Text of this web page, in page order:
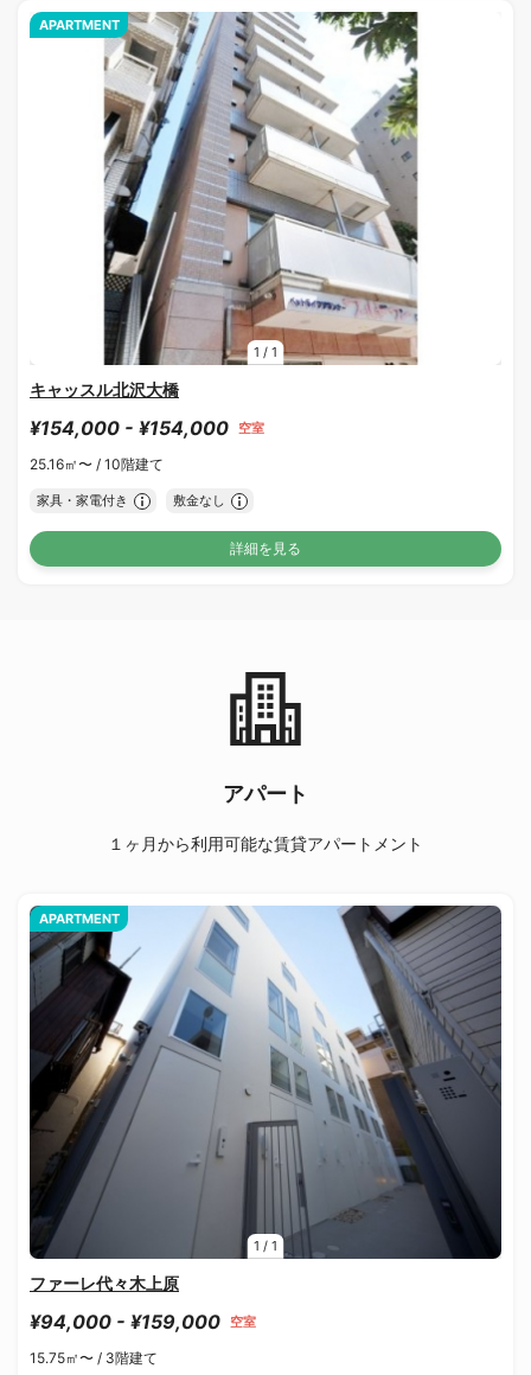
1 / 1
APARTMENT
キャッスル北沢大橋
¥154,000 - ¥154,000 空室
25.16㎡〜 / 10階建て
家具・家電付き 敷金なし
詳細を見る
アパート
１ヶ月から利用可能な賃貸アパートメント
1 / 1
APARTMENT
ファーレ代々木上原
¥94,000 - ¥159,000 空室
15.75㎡〜 / 3階建て